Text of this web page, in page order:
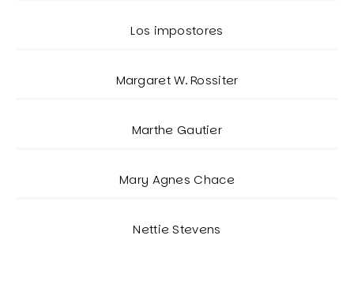
Los impostores
Margaret W. Rossiter
Marthe Gautier
Mary Agnes Chace
Nettie Stevens